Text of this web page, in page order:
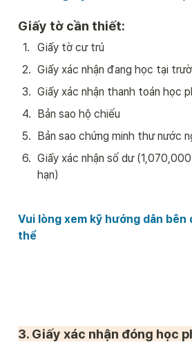
Giấy tờ cần thiết:
1.
Giấy tờ cư trú
2. Giấy xác nhận đang học tại
3. Giấy xác nhận thanh toán học
4. Bản sao hộ chiếu
5. Bản sao chứng minh thư nước
6. Giấy xác nhận số dư
hạn)
Vui lòng xem kỹ hướng dẫn bên
thể
3. Giấy xác nhận đóng học